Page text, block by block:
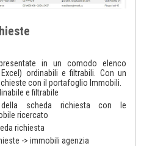
in un comodo elenco
ordinabili e filtrabili. Con un
con il portafoglio Immobili.
e filtrabile
della scheda richiesta con le
ricercato
richiesta
-> immobili agenzia